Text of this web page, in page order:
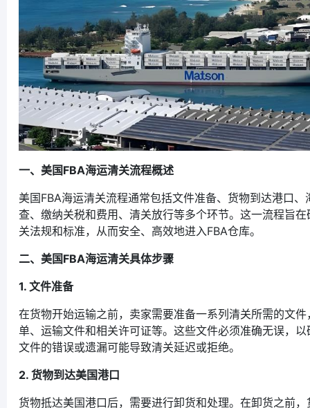
一、美国FBA海运清关流程概述
美国FBA海运清关流程通常包括文件准备、货物到达港口
查、缴纳关税和费用、清关放行等多个环节。这一流程旨
关法规和标准，从而安全、高效地进入FBA仓库。
二、美国FBA海运清关具体步骤
1. 文件准备
在货物开始运输之前，卖家需要准备一系列清关所需的文
单、运输文件和相关许可证等。这些文件必须准确无误，
文件的错误或遗漏可能导致清关延迟或拒绝。
2. 货物到达美国港口
货物抵达美国港口后，需要进行卸货和处理。在卸货之前